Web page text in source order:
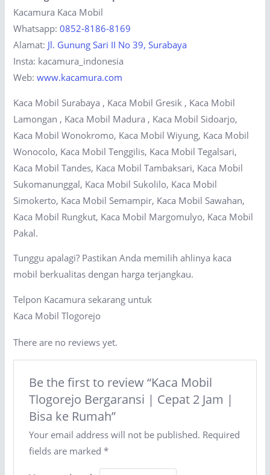
Kacamura Kaca Mobil
Whatsapp:0852-8186-8169
Alamat: Jl. Gunung Sari II No 39, Surabaya
Insta: kacamura_indonesia
Web:www.kacamura.com
Kaca Mobil Surabaya , Kaca Mobil Gresik , Kaca Mobil
Lamongan , Kaca Mobil Madura , Kaca Mobil Sidoarjo,
Kaca Mobil Wonokromo, Kaca Mobil Wiyung, Kaca Mobil
Wonocolo, Kaca Mobil Tenggilis, Kaca Mobil Tegalsari,
Kaca Mobil Tandes, Kaca Mobil Tambaksari, Kaca Mobil
Sukomanunggal, Kaca Mobil Sukolilo, Kaca Mobil
Simokerto, Kaca Mobil Semampir, Kaca Mobil Sawahan,
Kaca Mobil Rungkut, Kaca Mobil Margomulyo, Kaca Mobil
Pakal.
Tunggu apalagi? Pastikan Anda memilih ahlinya kaca
mobil berkualitas dengan harga terjangkau.
Telpon Kacamura sekarang untuk
Kaca Mobil Tlogorejo
There are no reviews yet.
Be the first to review “Kaca Mobil
Tlogorejo Bergaransi | Cepat 2 Jam |
Bisa ke Rumah”
Your email address will not be published. Required
fields are marked *